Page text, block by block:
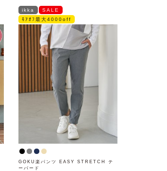
ikka
SALE
ﾓｱｵﾌ最大4000off
GOKU楽パンツ EASY STRETCH テ
ーパード